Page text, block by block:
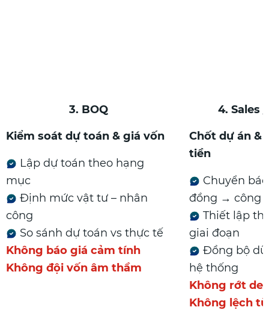
3. BOQ
Kiểm soát dự toán & giá vốn
Lập dự toán theo hạng
mục
Định mức vật tư – nhân
công
So sánh dự toán vs thực tế
Không báo giá cảm tính
Không đội vốn âm thầm
4. Sales
Chốt dự án &
tiền
Chuyển
đồng → công
Thiết lập
giai đoạn
Đồng bộ
hệ thống
Không rớt
Không lệch